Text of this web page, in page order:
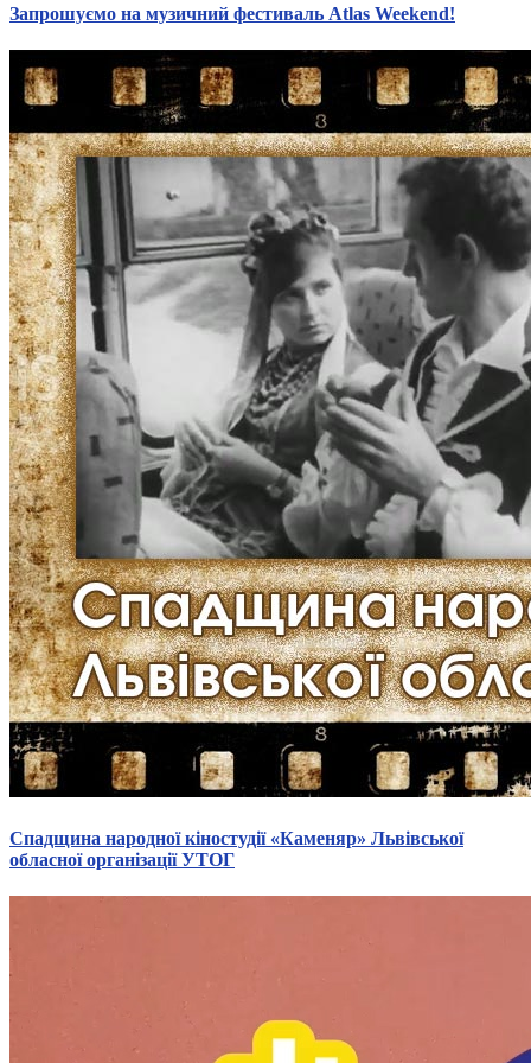
Молодіжні лідери УТОГ
Ветерани УТОГ
Мережа УТОГ
Підприємства УТОГ
Рекорди УТОГ
Видання УТОГ
Звіти
Посилання сторінок УТОГ
Контакти
Навчальні програми
Дошкільна освіта
Загальна освіта
Для абітурієнтів
Уроки
Українська жестова мова
Правознавство
Я досліджую світ
Реєстр перекладачів жестової мови Українського
товариства глухих
Підготовка перекладачів
"Сервіс УТОГ"
Атестація
Безбар'єрність для глухих
Вінницька область
Волинська область
Дніпропетровська область
Донецька область
Житомирська область
Закарпатська область
Запорізька область
Івано-Франківська область
Київська область
Кіровоградська область
Сумська область
Тернопільська область
Запрошуємо на музичний фестиваль Atlas Weekend!
Спадщина народної кіностудії «Каменяр» Львівської
обласної організації УТОГ